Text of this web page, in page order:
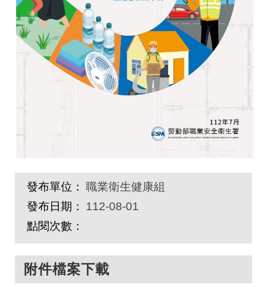
發布單位： 職業衛生健康組
發布日期：
112-08-01
點閱次數：
附件檔案下載